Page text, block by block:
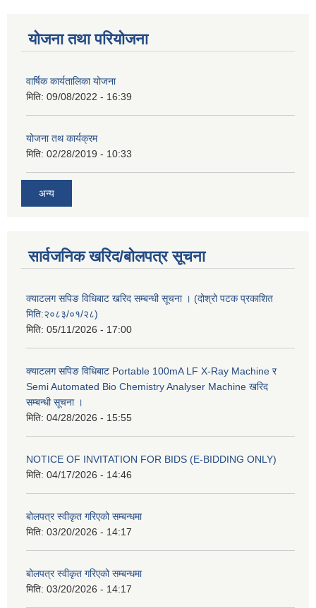
योजना तथा परियोजना
वार्षिक कार्यतालिका योजना
मिति: 09/08/2022 - 16:39
योजना तथ कार्यक्रम
मिति: 02/28/2019 - 10:33
अन्य
सार्वजनिक खरिद/बोलपत्र सूचना
क्याटलग सपिङ विधिबाट खरिद सम्बन्धी सूचना । (दोश्रो पटक प्रकाशित
मिति:२०८३/०१/२८)
मिति: 05/11/2026 - 17:00
क्याटलग सपिङ विधिबाट Portable 100mA LF X-Ray Machine र
Semi Automated Bio Chemistry Analyser Machine खरिद
सम्बन्धी सूचना ।
मिति: 04/28/2026 - 15:55
NOTICE OF INVITATION FOR BIDS (E-BIDDING ONLY)
मिति: 04/17/2026 - 14:46
बोलपत्र स्वीकृत गरिएको सम्बन्धमा
मिति: 03/20/2026 - 14:17
बोलपत्र स्वीकृत गरिएको सम्बन्धमा
मिति: 03/20/2026 - 14:17